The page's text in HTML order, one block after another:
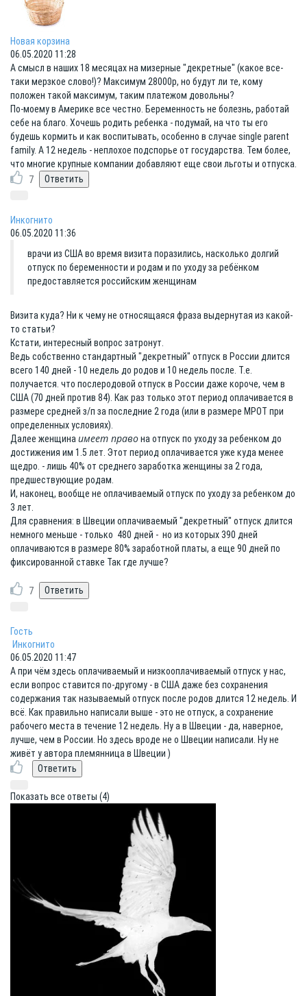
Новая корзина
06.05.2020 11:28
А смысл в наших 18 месяцах на мизерные "декретные" (какое все-
таки мерзкое слово!)? Максимум 28000р, но будут ли те, кому
положен такой максимум, таким платежом довольны?
По-моему в Америке все честно. Беременность не болезнь, работай
себе на благо. Хочешь родить ребенка - подумай, на что ты его
будешь кормить и как воспитывать, особенно в случае single parent
family. А 12 недель - неплохое подспорье от государства. Тем более,
что многие крупные компании добавляют еще свои льготы и отпуска.
7
Инкогнито
06.05.2020 11:36
врачи из США во время визита поразились, насколько долгий
отпуск по беременности и родам и по уходу за ребёнком
предоставляется российским женщинам
Визита куда? Ни к чему не относящаяся фраза выдернутая из какой-
то статьи?
Кстати, интересный вопрос затронут.
Ведь собственно стандартный "декретный" отпуск в России длится
всего 140 дней - 10 недель до родов и 10 недель после. Т.е.
получается. что послеродовой отпуск в России даже короче, чем в
США (70 дней против 84). Как раз только этот период оплачивается в
размере средней з/п за последние 2 года (или в размере МРОТ при
определенных условиях).
Далее женщинаимеет правона отпуск по уходу за ребенком до
достижения им 1.5 лет. Этот период оплачивается уже куда менее
щедро. - лишь 40% от среднего заработка женщины за 2 года,
предшествующие родам.
И, наконец, вообще не оплачиваемый отпуск по уходу за ребенком до
3 лет.
Для сравнения: в Швеции оплачиваемый "декретный" отпуск длится
немного меньше - только 480 дней - но из которых 390 дней
оплачиваются в размере 80% заработной платы, а еще 90 дней по
фиксированной ставке Так где лучше?
7
Гость
Инкогнито
06.05.2020 11:47
А при чём здесь оплачиваемый и низкооплачиваемый отпуск у нас,
если вопрос ставится по-другому - в США даже без сохранения
содержания так называемый отпуск после родов длится 12 недель. И
всё. Как правильно написали выше - это не отпуск, а сохранение
рабочего места в течение 12 недель. Ну а в Швеции - да, наверное,
лучше, чем в России. Но здесь вроде не о Швеции написали. Ну не
живёт у автора племянница в Швеции )
Показать все ответы (4)